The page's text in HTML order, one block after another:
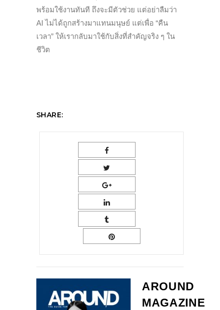
พร้อมใช้งานทันที ถึงจะมีตัวช่วย แต่อย่าลืมว่า
AI ไม่ได้ถูกสร้างมาแทนมนุษย์ แต่เพื่อ “คืน
เวลา” ให้เรากลับมาใช้กับสิ่งที่สำคัญจริง ๆ ใน
ชีวิต
SHARE:
AROUND
MAGAZINE